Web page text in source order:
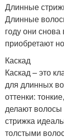
Длинные
Длинные
году они
приобретают
Каскад
Каскад – это
для длинных
оттенки:
делают
стрижка
толстыми